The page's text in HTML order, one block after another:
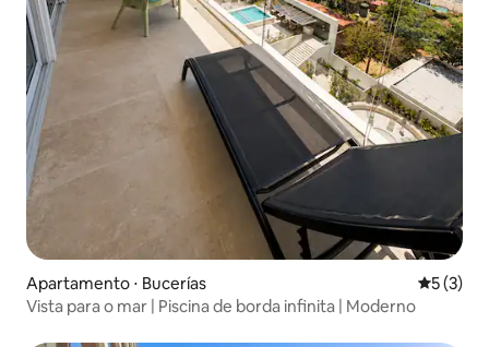
Apartamento ⋅ Bucerías 5 de
5 (3)
Vista para o mar | Piscina de borda infinita | Moderno